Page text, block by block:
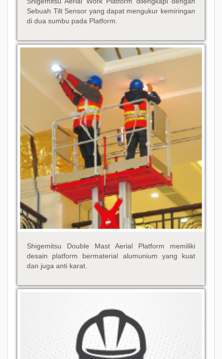
Sebuah Tilt Sensor yang dapat mengukur kemiringan
di dua sumbu pada Platform.
Shigemitsu Double Mast Aerial Platform memiliki
desain platform bermaterial alumunium yang kuat
dan juga anti karat.